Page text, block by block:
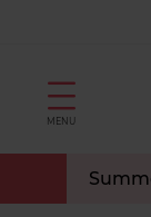
MENU